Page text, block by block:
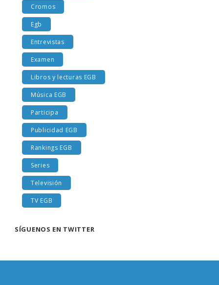
Cromos
Egb
Entrevistas
Examen
Libros y lecturas EGB
Música EGB
Participa
Publicidad EGB
Rankings EGB
Series
Televisión
TV EGB